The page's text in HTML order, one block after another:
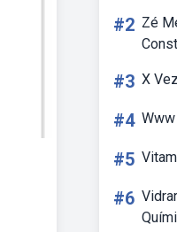
#2 Zé
#3 X
#4
#5
#6